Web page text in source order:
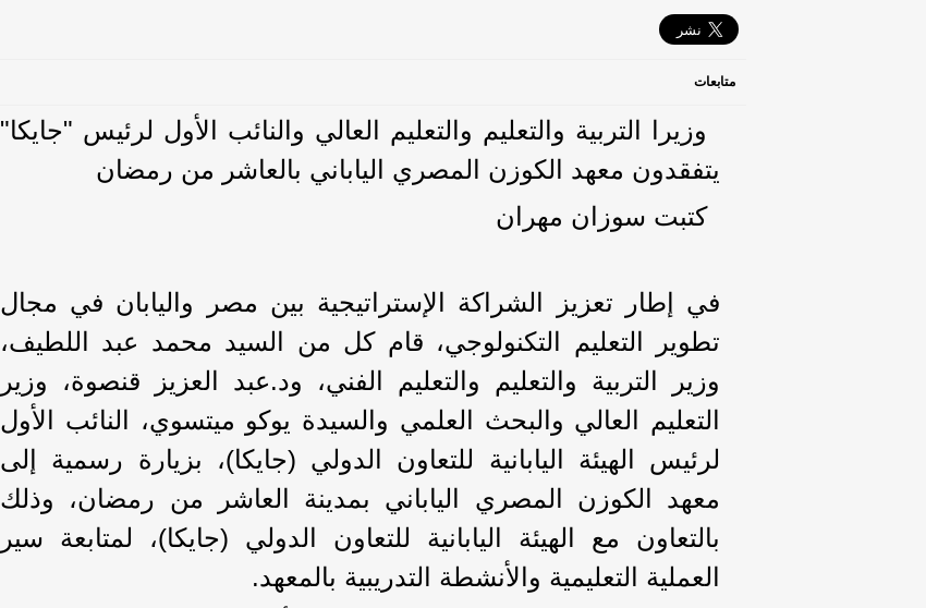
متابعات
وزيرا التربية والتعليم والتعليم العالي والنائب الأول لرئيس "جايكا"
يتفقدون معهد الكوزن المصري الياباني بالعاشر من رمضان
كتبت سوزان مهران
في إطار تعزيز الشراكة الإستراتيجية بين مصر واليابان في مجال
تطوير التعليم التكنولوجي، قام كل من السيد محمد عبد اللطيف،
وزير التربية والتعليم والتعليم الفني، ود.عبد العزيز قنصوة، وزير
التعليم العالي والبحث العلمي والسيدة يوكو ميتسوي، النائب الأول
لرئيس الهيئة اليابانية للتعاون الدولي (جايكا)، بزيارة رسمية إلى
معهد الكوزن المصري الياباني بمدينة العاشر من رمضان، وذلك
بالتعاون مع الهيئة اليابانية للتعاون الدولي (جايكا)، لمتابعة سير
العملية التعليمية والأنشطة التدريبية بالمعهد.